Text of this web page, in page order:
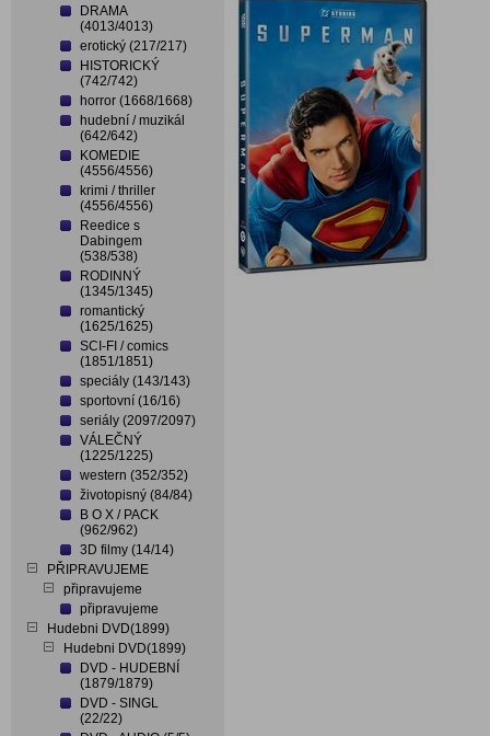
DRAMA
(4013/4013)
erotický (217/217)
HISTORICKÝ
(742/742)
horror (1668/1668)
hudební / muzikál
(642/642)
KOMEDIE
(4556/4556)
krimi / thriller
(4556/4556)
Reedice s
Dabingem
(538/538)
RODINNÝ
(1345/1345)
romantický
(1625/1625)
SCI-FI / comics
(1851/1851)
speciály (143/143)
sportovní (16/16)
seriály (2097/2097)
VÁLEČNÝ
(1225/1225)
western (352/352)
životopisný (84/84)
B O X / PACK
(962/962)
3D filmy (14/14)
PŘIPRAVUJEME
připravujeme
připravujeme
Hudebni DVD(1899)
Hudebni DVD(1899)
DVD - HUDEBNÍ
(1879/1879)
DVD - SINGL
(22/22)